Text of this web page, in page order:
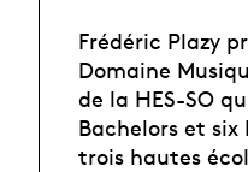
Frédéric Plazy
Domaine
de la HES-SO
Bachelors et six
trois hautes